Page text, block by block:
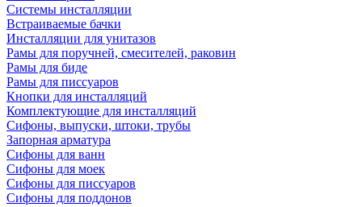
Системы инсталляции
Встраиваемые бачки
Инсталляции для унитазов
Рамы для поручней, смесителей, раковин
Рамы для биде
Рамы для писсуаров
Кнопки для инсталляций
Комплектующие для инсталляций
Сифоны, выпуски, штоки, трубы
Запорная арматура
Сифоны для ванн
Сифоны для моек
Сифоны для писсуаров
Сифоны для поддонов